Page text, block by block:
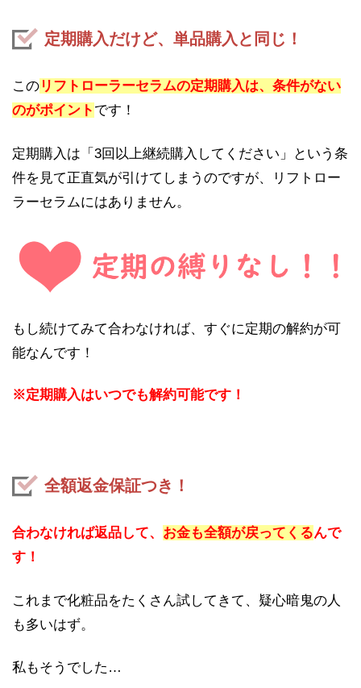
定期購入だけど、単品購入と同じ！
この リフトローラーセラムの定期購入は、条件がない
のがポイント です！
定期購入は「3回以上継続購入してください」という条
件を見て正直気が引けてしまうのですが、リフトロー
ラーセラムにはありません。
もし続けてみて合わなければ、すぐに定期の解約が可
能なんです！
※定期購入はいつでも解約可能です！
全額返金保証つき！
合わなければ返品して、 お金も全額が戻ってくるんで
す！
これまで化粧品をたくさん試してきて、疑心暗鬼の人
も多いはず。
私もそうでした…